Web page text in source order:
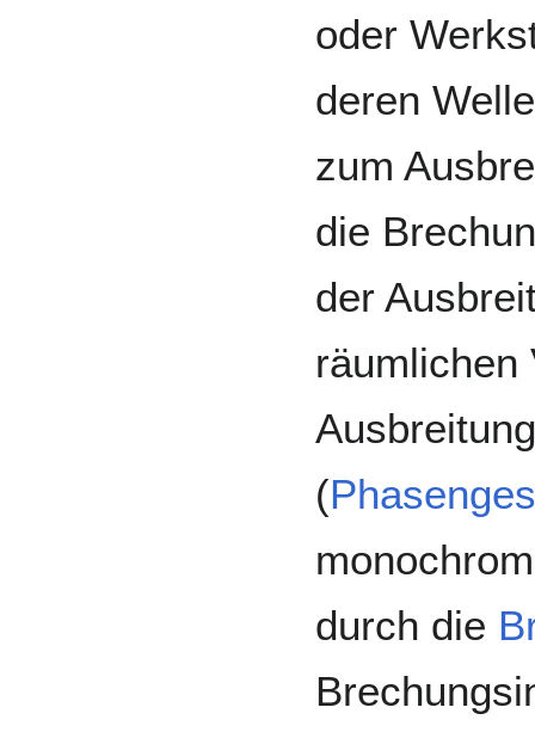
oder
deren
zum
die
der
räumlichen
(
durch die